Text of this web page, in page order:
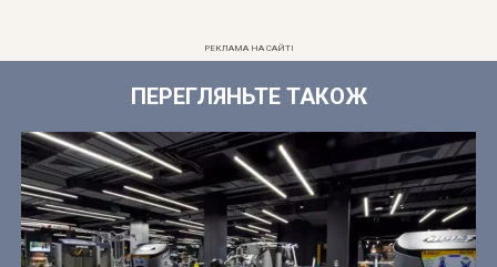
РЕКЛАМА НА САЙТІ
ПЕРЕГЛЯНЬТЕ ТАКОЖ